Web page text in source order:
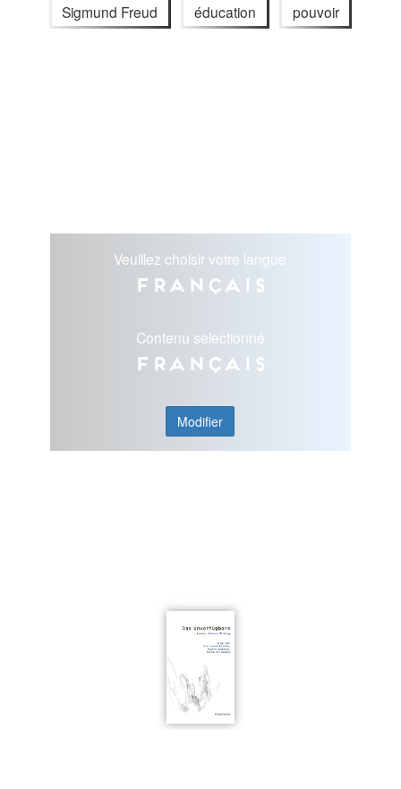
Sigmund Freud éducation pouvoir
Veuillez choisir votre langue
Français
Contenu selectionné
Français
Modifier